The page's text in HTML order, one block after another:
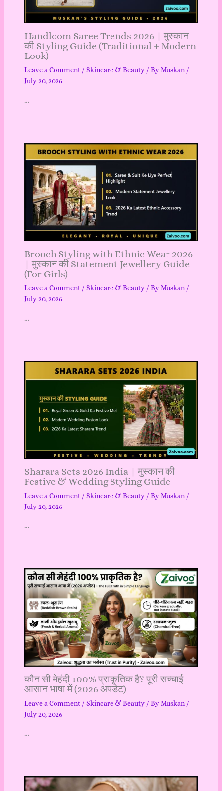
Handloom Saree Trends 2026 | मुस्कान
की Styling Guide (Traditional + Modern
Look)
Leave a Comment / Skincare & Beauty/ ByMuskan /
July 20, 2026
…
Brooch Styling with Ethnic Wear 2026
| मुस्कान की Statement Jewellery Guide
(For Girls)
Leave a Comment / Skincare & Beauty/ ByMuskan /
July 20, 2026
…
Sharara Sets 2026 India | मुस्कान की
Festive & Wedding Styling Guide
Leave a Comment / Skincare & Beauty/ ByMuskan /
July 20, 2026
…
कौन सी मेहंदी 100% प्राकृतिक है? पूरी सच्चाई
आसान भाषा में (2026 अपडेट)
Leave a Comment / Skincare & Beauty/ ByMuskan /
July 20, 2026
…